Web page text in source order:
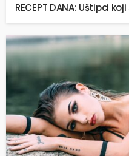
RECEPT DANA: Uštipci